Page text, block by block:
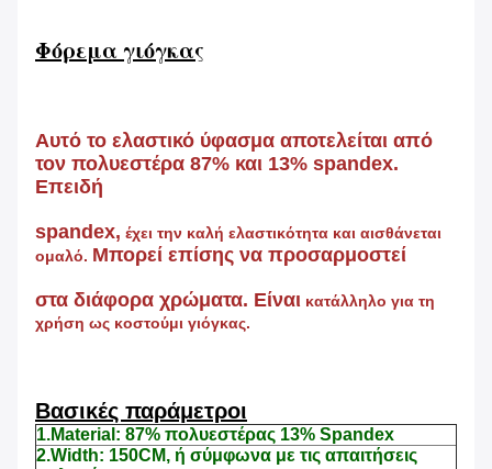
Φόρεμα γιόγκας
Αυτό το ελαστικό ύφασμα αποτελείται από
τον πολυεστέρα 87% και 13% spandex.
Επειδή
spandex, έχει την καλή ελαστικότητα και αισθάνεται
ομαλό. Μπορεί επίσης να προσαρμοστεί
στα διάφορα χρώματα. Είναι κατάλληλο για τη
χρήση ως κοστούμι γιόγκας.
Βασικές παράμετροι
1.Material: 87% πολυεστέρας 13% Spandex
2.Width: 150CM, ή σύμφωνα με τις απαιτήσεις